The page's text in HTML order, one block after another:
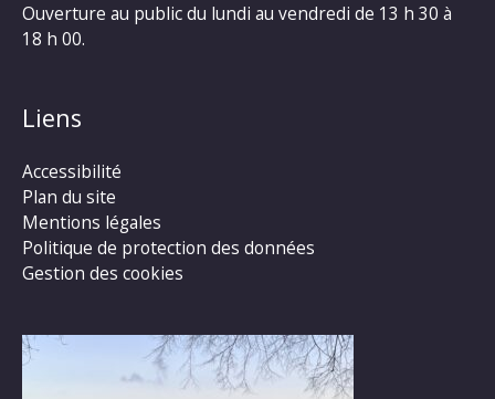
Ouverture au public du lundi au vendredi de 13 h 30 à
18 h 00.
Liens
Accessibilité
Plan du site
Mentions légales
Politique de protection des données
Gestion des cookies